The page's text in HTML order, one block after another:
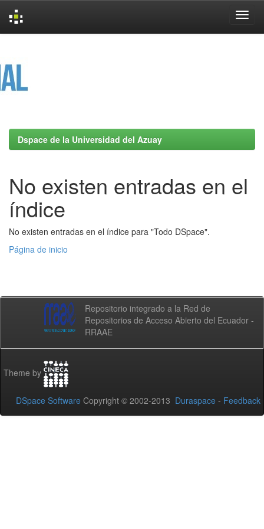
Dspace de la Universidad del Azuay
No existen entradas en el
índice
No existen entradas en el índice para "Todo DSpace".
Página de inicio
Repositorio integrado a la Red de
Repositorios de Acceso Abierto del Ecuador -
RRAAE
Theme by
DSpace Software Copyright © 2002-2013 Duraspace - Feedback